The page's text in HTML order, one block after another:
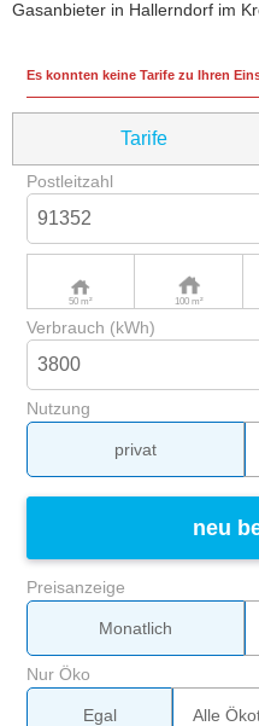
Gasanbieter in Hallerndorf im